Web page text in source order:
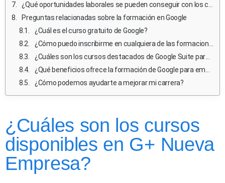
¿Qué oportunidades laborales se pueden conseguir con los cursos de Google?
Preguntas relacionadas sobre la formación en Google
¿Cuál es el curso gratuito de Google?
¿Cómo puedo inscribirme en cualquiera de las formaciones de Google?
¿Cuáles son los cursos destacados de Google Suite para empresas?
¿Qué beneficios ofrece la formación de Google para empresas?
¿Cómo podemos ayudarte a mejorar mi carrera?
¿Cuáles son los cursos
disponibles en G+ Nueva
Empresa?